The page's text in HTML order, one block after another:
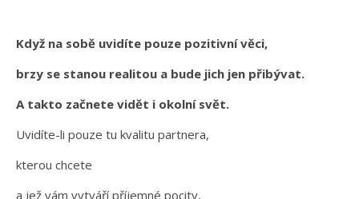
Když na sobě uvidíte pouze pozitivní věci,
brzy se stanou realitou a bude jich jen přibývat.
A takto začnete vidět i okolní svět.
Uvidíte-li pouze tu kvalitu partnera,
kterou chcete
a jež vám vytváří příjemné pocity,